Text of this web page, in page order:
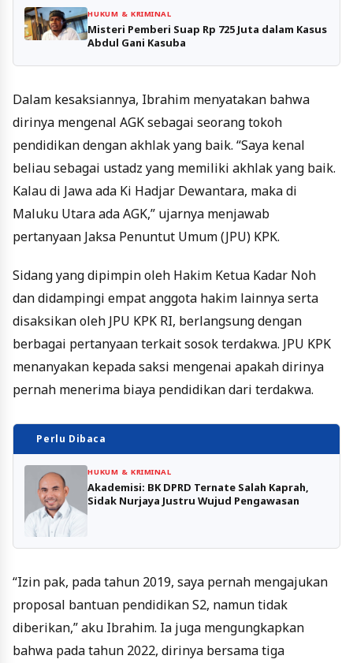
HUKUM & KRIMINAL
Misteri Pemberi Suap Rp 725 Juta dalam Kasus
Abdul Gani Kasuba
Dalam kesaksiannya, Ibrahim menyatakan bahwa
dirinya mengenal AGK sebagai seorang tokoh
pendidikan dengan akhlak yang baik. “Saya kenal
beliau sebagai ustadz yang memiliki akhlak yang baik.
Kalau di Jawa ada Ki Hadjar Dewantara, maka di
Maluku Utara ada AGK,” ujarnya menjawab
pertanyaan Jaksa Penuntut Umum (JPU) KPK.
Sidang yang dipimpin oleh Hakim Ketua Kadar Noh
dan didampingi empat anggota hakim lainnya serta
disaksikan oleh JPU KPK RI, berlangsung dengan
berbagai pertanyaan terkait sosok terdakwa. JPU KPK
menanyakan kepada saksi mengenai apakah dirinya
pernah menerima biaya pendidikan dari terdakwa.
Perlu Dibaca
HUKUM & KRIMINAL
Akademisi: BK DPRD Ternate Salah Kaprah,
Sidak Nurjaya Justru Wujud Pengawasan
“Izin pak, pada tahun 2019, saya pernah mengajukan
proposal bantuan pendidikan S2, namun tidak
diberikan,” aku Ibrahim. Ia juga mengungkapkan
bahwa pada tahun 2022, dirinya bersama tiga